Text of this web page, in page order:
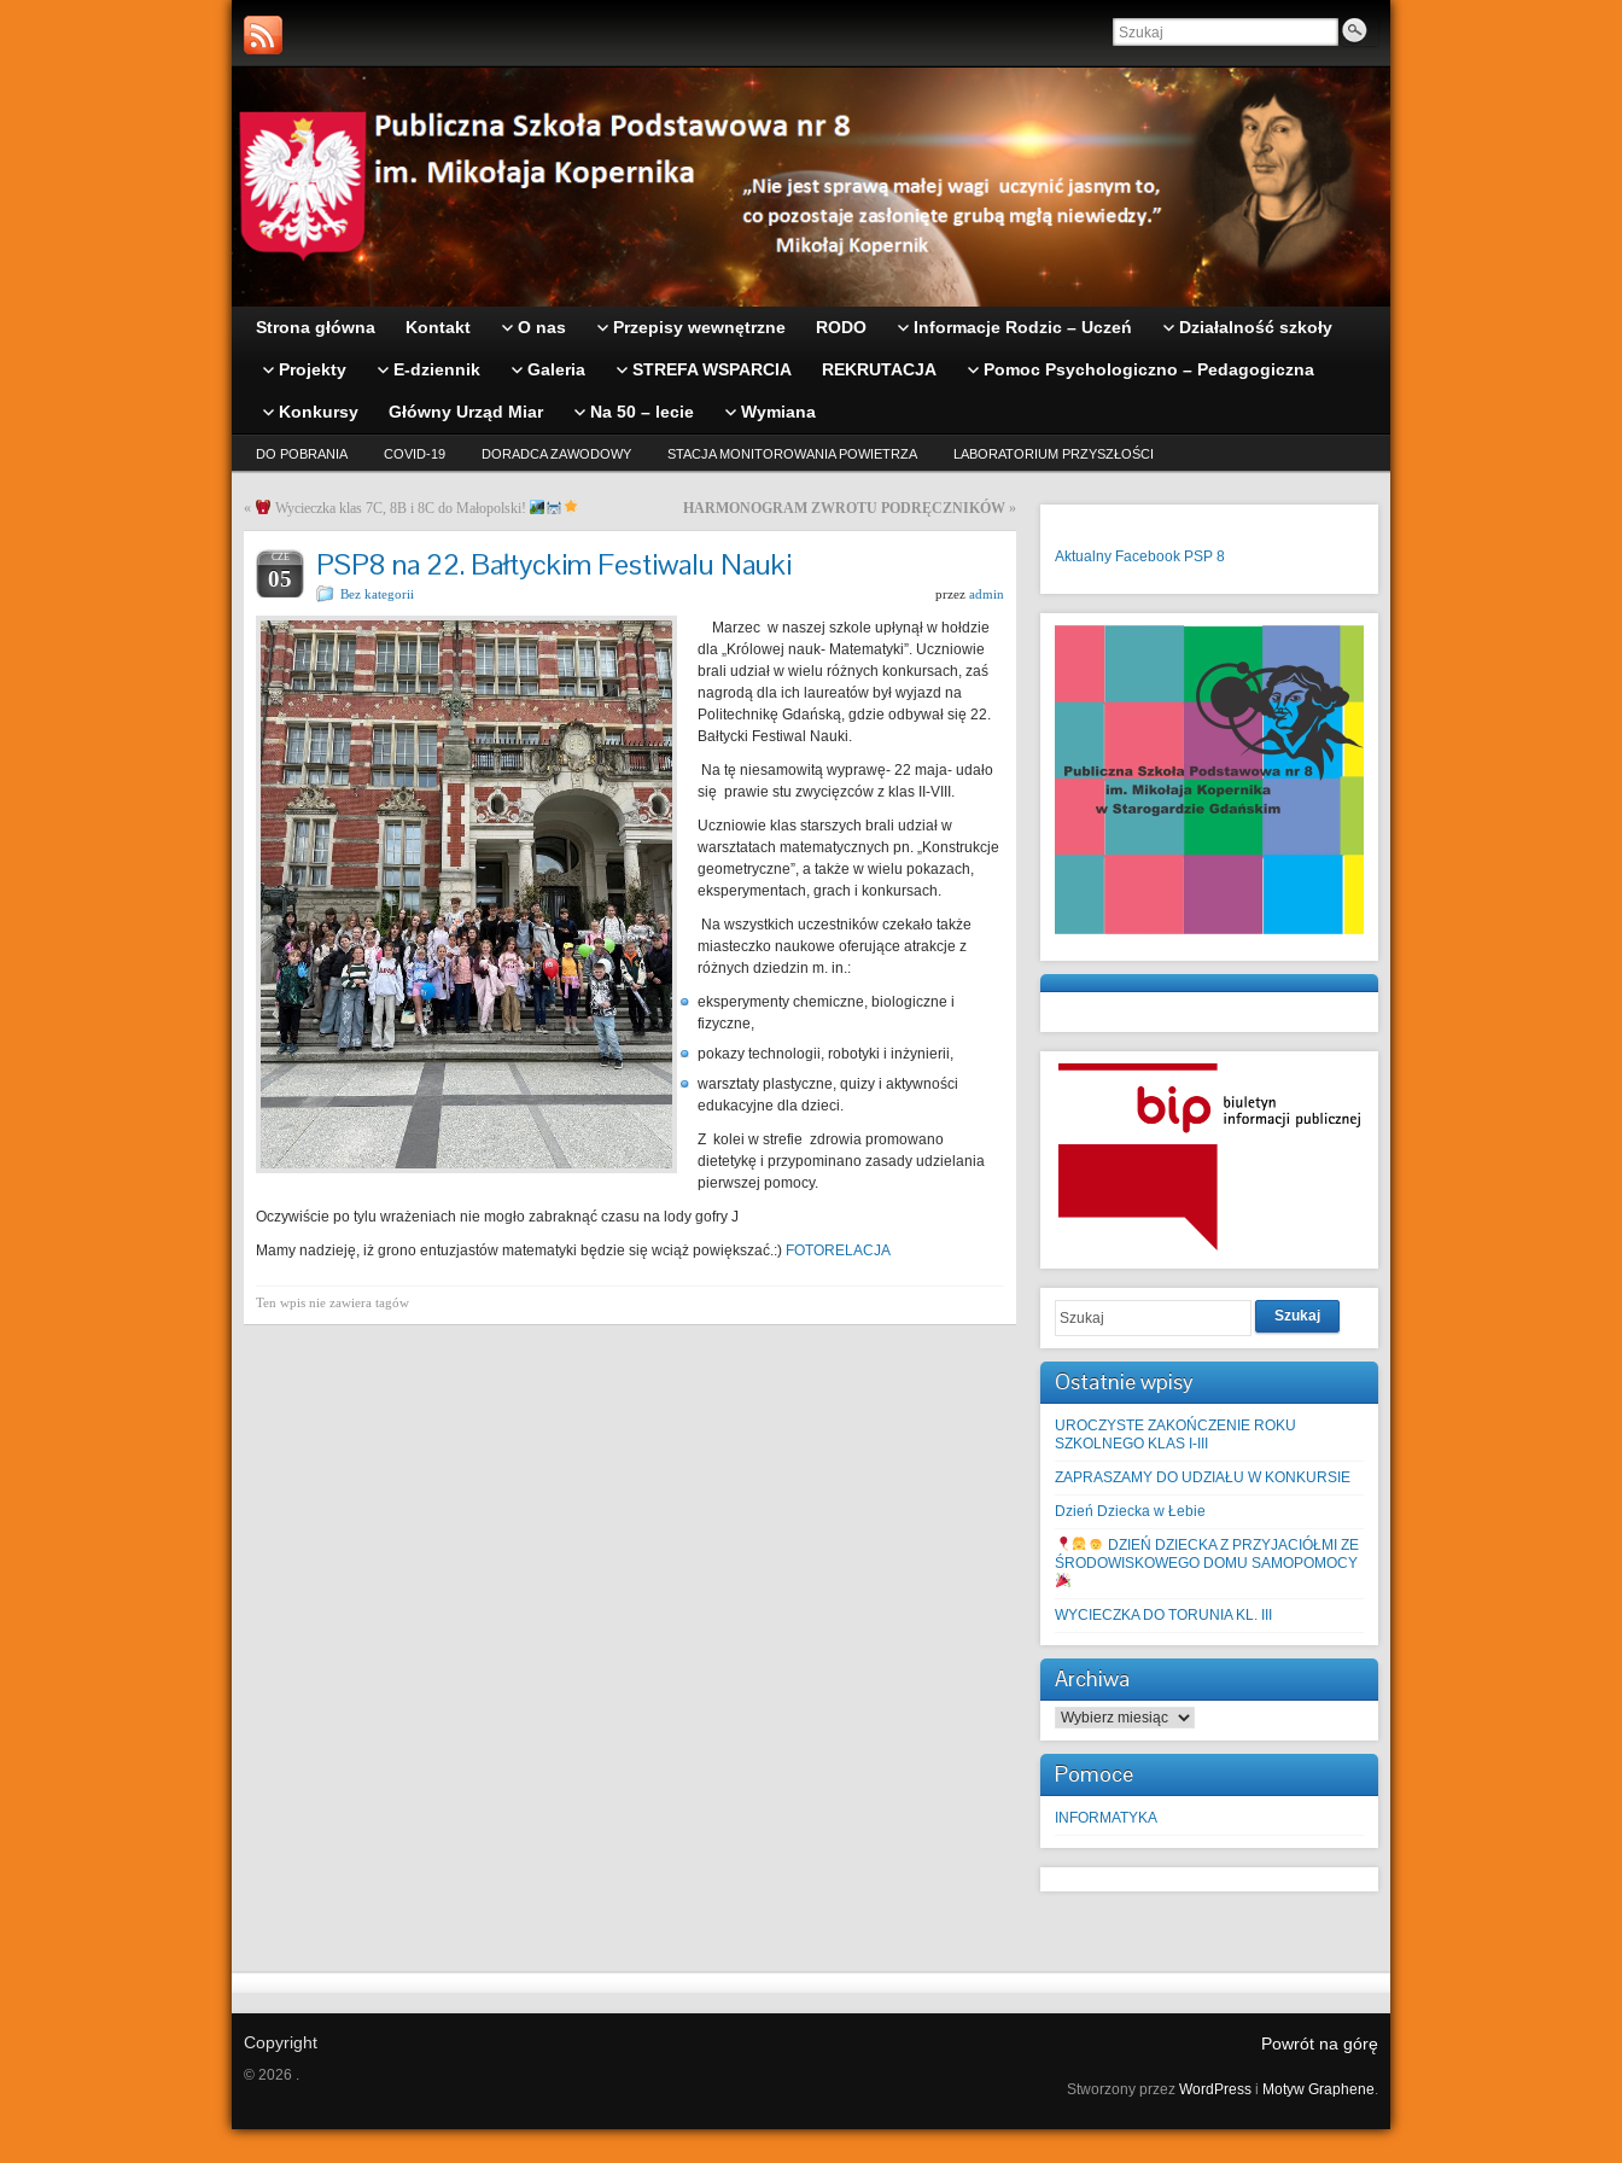
Strona główna Kontakt O nas Przepisy wewnętrzne RODO Informacje Rodzic – Uczeń Działalność szkoły
Projekty E-dziennik Galeria STREFA WSPARCIA REKRUTACJA Pomoc Psychologiczno – Pedagogiczna
Konkursy Główny Urząd Miar Na 50 – lecie Wymiana
DO POBRANIA COVID-19 DORADCA ZAWODOWY STACJA MONITOROWANIA POWIETRZA LABORATORIUM PRZYSZŁOŚCI
« Wycieczka klas 7C, 8B i 8C do Małopolski! HARMONOGRAM ZWROTU PODRĘCZNIKÓW »
CZE
05 PSP8 na 22. Bałtyckim Festiwalu Nauki
Bez kategorii przez admin
Marzec w naszej szkole upłynął w hołdzie
dla „Królowej nauk- Matematyki”. Uczniowie
brali udział w wielu różnych konkursach, zaś
nagrodą dla ich laureatów był wyjazd na
Politechnikę Gdańską, gdzie odbywał się 22.
Bałtycki Festiwal Nauki.
Na tę niesamowitą wyprawę- 22 maja- udało
się prawie stu zwycięzców z klas II-VIII.
Uczniowie klas starszych brali udział w
warsztatach matematycznych pn. „Konstrukcje
geometryczne”, a także w wielu pokazach,
eksperymentach, grach i konkursach.
Na wszystkich uczestników czekało także
miasteczko naukowe oferujące atrakcje z
różnych dziedzin m. in.:
eksperymenty chemiczne, biologiczne i
fizyczne,
pokazy technologii, robotyki i inżynierii,
warsztaty plastyczne, quizy i aktywności
edukacyjne dla dzieci.
Z kolei w strefie zdrowia promowano
dietetykę i przypominano zasady udzielania
pierwszej pomocy.
Oczywiście po tylu wrażeniach nie mogło zabraknąć czasu na lody gofry J
Mamy nadzieję, iż grono entuzjastów matematyki będzie się wciąż powiększać.:) FOTORELACJA
Ten wpis nie zawiera tagów
Aktualny Facebook PSP 8
Szukaj
Ostatnie wpisy
UROCZYSTE ZAKOŃCZENIE ROKU
SZKOLNEGO KLAS I-III
ZAPRASZAMY DO UDZIAŁU W KONKURSIE
Dzień Dziecka w Łebie
DZIEŃ DZIECKA Z PRZYJACIÓŁMI ZE
ŚRODOWISKOWEGO DOMU SAMOPOMOCY
WYCIECZKA DO TORUNIA KL. III
Archiwa
Archiwa
Pomoce
INFORMATYKA
Copyright
© 2026 .
Powrót na górę
Stworzony przez WordPress i Motyw Graphene